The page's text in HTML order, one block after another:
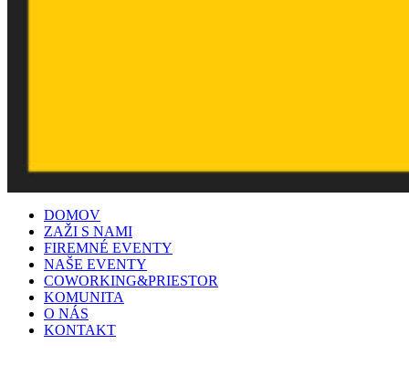
DOMOV
ZAŽI S NAMI
FIREMNÉ EVENTY
NAŠE EVENTY
COWORKING&PRIESTOR
KOMUNITA
O NÁS
KONTAKT